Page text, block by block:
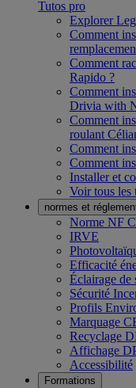
Tutos pro
Explorer
Comment
Comment
Rapido ?
Comment
Drivia with
Comment
roulant
Comment
Comment
Installer et
Voir tous les
normes et
Norme NF
IRVE
Efficacité
Éclairage de
Sécurité
Profils
Marquage
Recyclage
Affichage
Accessibilité
Formations